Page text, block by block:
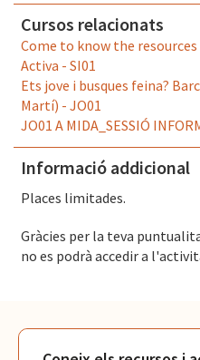
El Convent- Plaça
Cursos relacionats
Come to know the
Activa - SI01
Ets jove i busques feina?
Martí) - JO01
JO01 A MIDA_SESSIÓ
Informació addicional
Places limitades.
Gràcies per la teva
no es podrà accedir a